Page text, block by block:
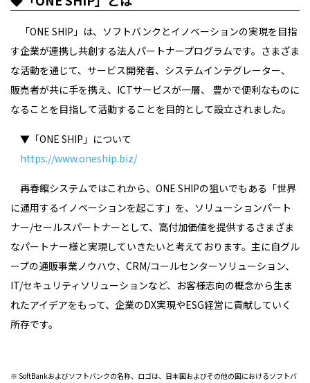
「ONE SHIP」は、ソフトバンクとイノベーションの実現を目指
す企業が連携し共創する法人パートナープログラムです。さまざま
な活動を通じて、サービス開発者、システムインテグレーター、
販売者が共に手を携え、ICTサービスが一層、 豊かで便利なものに
なることを目指して活動することを目的として設立されました。
▼「ONE SHIP」について
https://www.oneship.biz/
再春館システムではこれから、ONE SHIPの狙いでもある「世界
に通用するイノベーションを起こす」を、ソリューションパート
ナー/セールスパートナーとして、高付加価値を提供するさまざま
なパートナー様と実現していきたいと考えております。主に自グル
ープの通販事業ノウハウ、CRM/コールセンターソリューション、
IT/セキュリティソリューションなど、お客様志向の概念から生ま
れたアイデアをもって、企業のDX実現やESG経営に貢献していく
所存です。
※ SoftBankおよびソフトバンクの名称、ロゴは、日本国およびその他の国におけるソフトバ